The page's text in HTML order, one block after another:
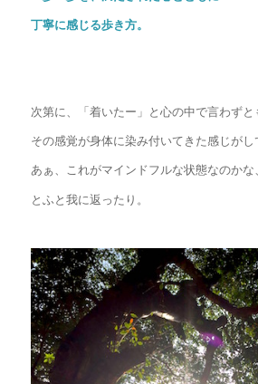
丁寧に感じる歩き方。
次第に、「着いたー」と心の中で言わずと
その感覚が身体に染み付いてきた感じがし
あぁ、これがマインドフルな状態なのかな
とふと我に返ったり。